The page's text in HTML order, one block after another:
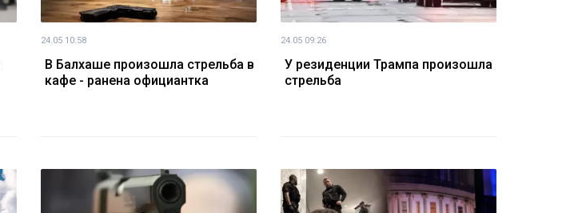
24.05 10:58
В Балхаше произошла стрельба в
кафе - ранена официантка
24.05 09:26
У резиденции Трампа произошла
стрельба